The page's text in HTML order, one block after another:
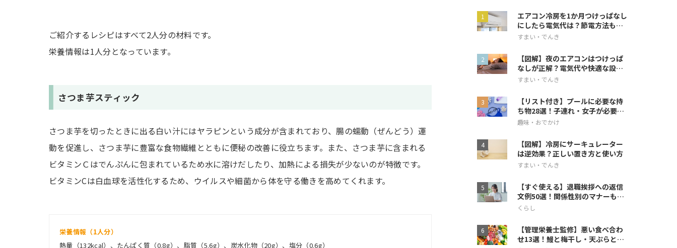
ご紹介するレシピはすべて2人分の材料です。
栄養情報は1人分となっています。
さつま芋スティック
さつま芋を切ったときに出る白い汁にはヤラピンという成分が含まれており、腸の蠕動（ぜんどう）運
動を促進し、さつま芋に豊富な食物繊維とともに便秘の改善に役立ちます。また、さつま芋に含まれる
ビタミンＣはでんぷんに包まれているため水に溶けだしたり、加熱による損失が少ないのが特徴です。
ビタミンCは白血球を活性化するため、ウイルスや細菌から体を守る働きを高めてくれます。
栄養情報（1人分）
熱量（132kcal）、たんぱく質（0.8g）、脂質（5.6g）、炭水化物（20g）、塩分（0.6g）
エアコン冷房を1か月つけっぱなし
にしたら電気代は？節電方法も解
説
すまい・でんき
【図解】夜のエアコンはつけっぱ
なしが正解？電気代や快適な設定
を解説
すまい・でんき
【リスト付き】プールに必要な持
ち物28選！子連れ・女子が必要な
アイテムも
趣味・おでかけ
【図解】冷房にサーキュレーター
は逆効果？正しい置き方と使い方
すまい・でんき
【すぐ使える】退職挨拶への返信
文例50選！関係性別のマナーも徹
底解説
くらし
【管理栄養士監修】悪い食べ合わ
せ13選！鰻と梅干し・天ぷらとス